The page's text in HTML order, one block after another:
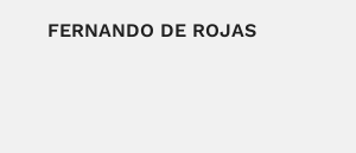
FERNANDO DE ROJAS